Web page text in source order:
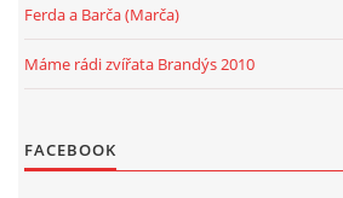
Ferda a Barča (Marča)
Máme rádi zvířata Brandýs 2010
FACEBOOK